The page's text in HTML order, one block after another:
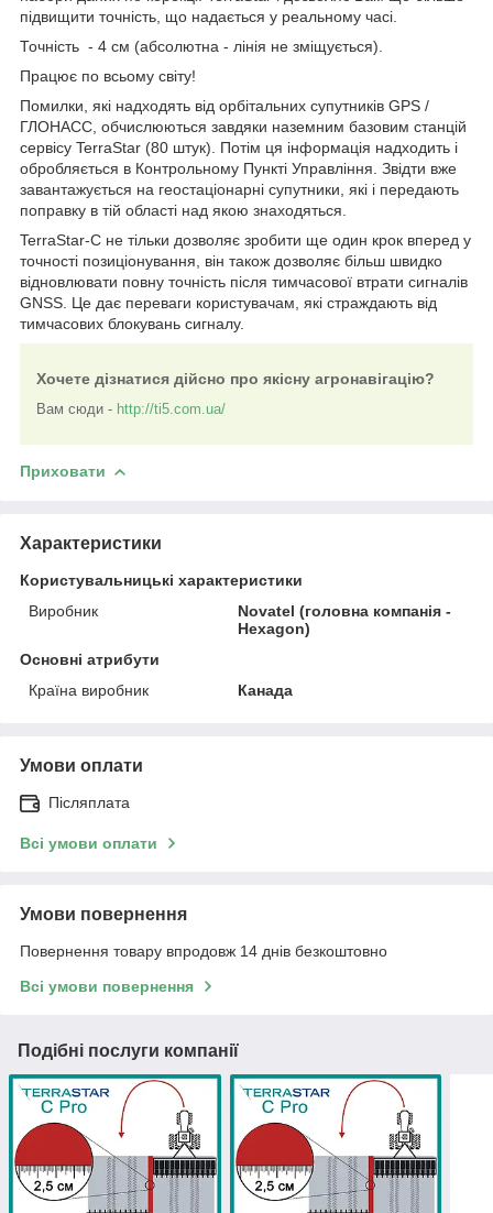
підвищити точність, що надається у реальному часі.
Точність - 4 см (абсолютна - лінія не зміщується).
Працює по всьому світу!
Помилки, які надходять від орбітальних супутників GPS /
ГЛОНАСС, обчислюються завдяки наземним базовим станцій
сервісу TerraStar (80 штук). Потім ця інформація надходить і
обробляється в Контрольному Пункті Управління. Звідти вже
завантажується на геостаціонарні супутники, які і передають
поправку в тій області над якою знаходяться.
TerraStar-C не тільки дозволяє зробити ще один крок вперед у
точності позиціонування, він також дозволяє більш швидко
відновлювати повну точність після тимчасової втрати сигналів
GNSS. Це дає переваги користувачам, які страждають від
тимчасових блокувань сигналу.
Хочете дізнатися дійсно про якісну агронавігацію?
Вам сюди - http://ti5.com.ua/
Приховати
Характеристики
Користувальницькі характеристики
Виробник
Novatel (головна компанія -
Hexagon)
Основні атрибути
Країна виробник
Канада
Умови оплати
Післяплата
Всі умови оплати
Умови повернення
Повернення товару впродовж 14 днів безкоштовно
Всі умови повернення
Подібні послуги компанії